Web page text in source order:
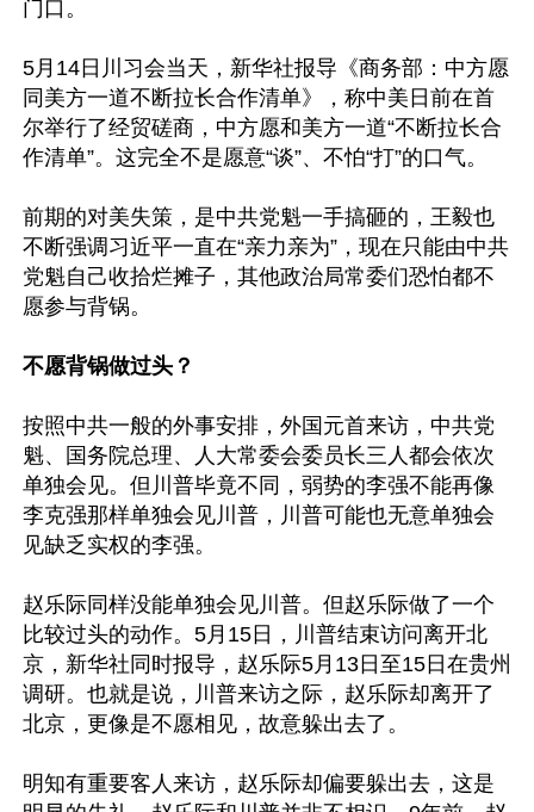
门口。
5月14日川习会当天，新华社报导《商务部：中方愿
同美方一道不断拉长合作清单》，称中美日前在首
尔举行了经贸磋商，中方愿和美方一道“不断拉长合
作清单”。这完全不是愿意“谈”、不怕“打”的口气。
前期的对美失策，是中共党魁一手搞砸的，王毅也
不断强调习近平一直在“亲力亲为”，现在只能由中共
党魁自己收拾烂摊子，其他政治局常委们恐怕都不
愿参与背锅。
不愿背锅做过头？
按照中共一般的外事安排，外国元首来访，中共党
魁、国务院总理、人大常委会委员长三人都会依次
单独会见。但川普毕竟不同，弱势的李强不能再像
李克强那样单独会见川普，川普可能也无意单独会
见缺乏实权的李强。
赵乐际同样没能单独会见川普。但赵乐际做了一个
比较过头的动作。5月15日，川普结束访问离开北
京，新华社同时报导，赵乐际5月13日至15日在贵州
调研。也就是说，川普来访之际，赵乐际却离开了
北京，更像是不愿相见，故意躲出去了。
明知有重要客人来访，赵乐际却偏要躲出去，这是